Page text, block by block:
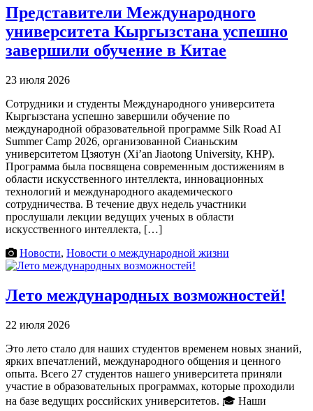
Представители Международного
университета Кыргызстана успешно
завершили обучение в Китае
23 июля 2026
Сотрудники и студенты Международного университета
Кыргызстана успешно завершили обучение по
международной образовательной программе Silk Road AI
Summer Camp 2026, организованной Сианьским
университетом Цзяотун (Xi’an Jiaotong University, КНР).
Программа была посвящена современным достижениям в
области искусственного интеллекта, инновационных
технологий и международного академического
сотрудничества. В течение двух недель участники
прослушали лекции ведущих ученых в области
искусственного интеллекта, […]
Новости, Новости о международной жизни
Лето международных возможностей!
22 июля 2026
Это лето стало для наших студентов временем новых знаний,
ярких впечатлений, международного общения и ценного
опыта. Всего 27 студентов нашего университета приняли
участие в образовательных программах, которые проходили
на базе ведущих российских университетов. 🎓 Наши